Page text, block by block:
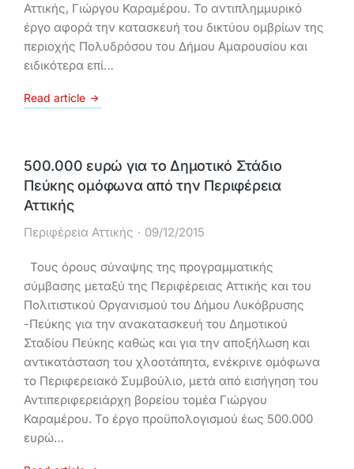
Αττικής, Γιώργου Καραμέρου. Το αντιπλημμυρικό
έργο αφορά την κατασκευή του δικτύου ομβρίων της
περιοχής Πολυδρόσου του Δήμου Αμαρουσίου και
ειδικότερα επί…
Read article
500.000 ευρώ για το Δημοτικό Στάδιο
Πεύκης ομόφωνα από την Περιφέρεια
Αττικής
Περιφέρεια Αττικής 09/12/2015
Τους όρους σύναψης της προγραμματικής
σύμβασης μεταξύ της Περιφέρειας Αττικής και του
Πολιτιστικού Οργανισμού του Δήμου Λυκόβρυσης
-Πεύκης για την ανακατασκευή του Δημοτικού
Σταδίου Πεύκης καθώς και για την αποξήλωση και
αντικατάσταση του χλοοτάπητα, ενέκρινε ομόφωνα
το Περιφερειακό Συμβούλιο, μετά από εισήγηση του
Αντιπεριφερειάρχη βορείου τομέα Γιώργου
Καραμέρου. Το έργο προϋπολογισμού έως 500.000
ευρώ…